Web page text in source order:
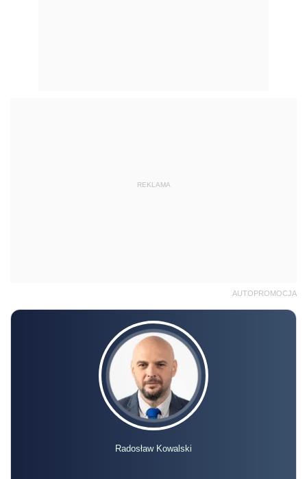
REKLAMA
AUTOPROMOCJA
Radosław Kowalski